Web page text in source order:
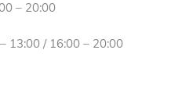
– 20:00
13:00 / 16:00 – 20:00